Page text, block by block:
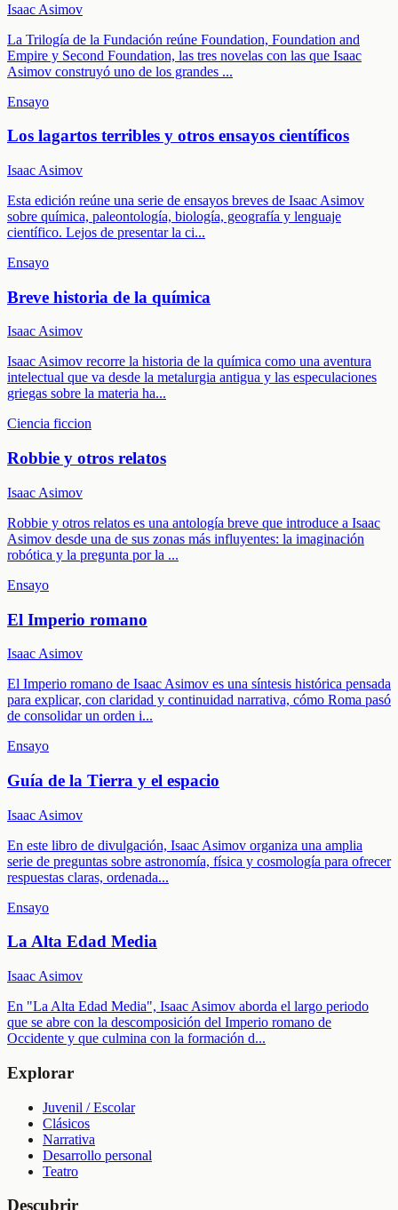
Isaac Asimov
La Trilogía de la Fundación reúne Foundation, Foundation and
Empire y Second Foundation, las tres novelas con las que Isaac
Asimov construyó uno de los grandes ...
Ensayo
Los lagartos terribles y otros ensayos científicos
Isaac Asimov
Esta edición reúne una serie de ensayos breves de Isaac Asimov
sobre química, paleontología, biología, geografía y lenguaje
científico. Lejos de presentar la ci...
Ensayo
Breve historia de la química
Isaac Asimov
Isaac Asimov recorre la historia de la química como una aventura
intelectual que va desde la metalurgia antigua y las especulaciones
griegas sobre la materia ha...
Ciencia ficcion
Robbie y otros relatos
Isaac Asimov
Robbie y otros relatos es una antología breve que introduce a Isaac
Asimov desde una de sus zonas más influyentes: la imaginación
robótica y la pregunta por la ...
Ensayo
El Imperio romano
Isaac Asimov
El Imperio romano de Isaac Asimov es una síntesis histórica pensada
para explicar, con claridad y continuidad narrativa, cómo Roma pasó
de consolidar un orden i...
Ensayo
Guía de la Tierra y el espacio
Isaac Asimov
En este libro de divulgación, Isaac Asimov organiza una amplia
serie de preguntas sobre astronomía, física y cosmología para ofrecer
respuestas claras, ordenada...
Ensayo
La Alta Edad Media
Isaac Asimov
En "La Alta Edad Media", Isaac Asimov aborda el largo periodo
que se abre con la descomposición del Imperio romano de
Occidente y que culmina con la formación d...
Explorar
Juvenil / Escolar
Clásicos
Narrativa
Desarrollo personal
Teatro
Descubrir